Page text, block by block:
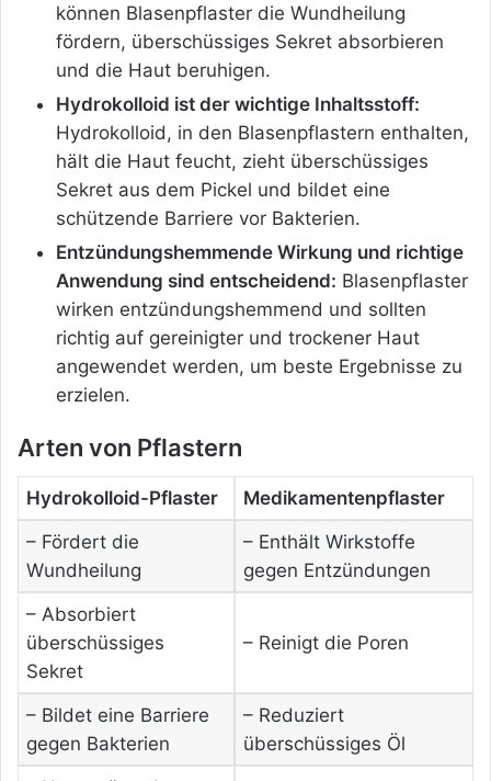
können Blasenpflaster die Wundheilung
fördern, überschüssiges Sekret absorbieren
und die Haut beruhigen.
Hydrokolloid ist der wichtige Inhaltsstoff:
Hydrokolloid, in den Blasenpflastern enthalten,
hält die Haut feucht, zieht überschüssiges
Sekret aus dem Pickel und bildet eine
schützende Barriere vor Bakterien.
Entzündungshemmende Wirkung und richtige
Anwendung sind entscheidend: Blasenpflaster
wirken entzündungshemmend und sollten
richtig auf gereinigter und trockener Haut
angewendet werden, um beste Ergebnisse zu
erzielen.
Arten von Pflastern
Hydrokolloid-Pflaster
Medikamentenpflaster
– Fördert die
Wundheilung
– Enthält Wirkstoffe
gegen Entzündungen
– Absorbiert
überschüssiges
Sekret
– Reinigt die Poren
– Bildet eine Barriere
gegen Bakterien
– Reduziert
überschüssiges Öl